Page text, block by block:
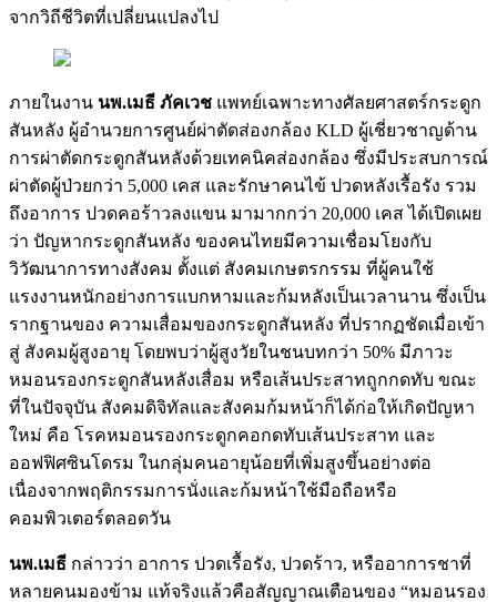
จากวิถีชีวิตที่เปลี่ยนแปลงไป
ภายในงาน นพ.เมธี ภัคเวช แพทย์เฉพาะทางศัลยศาสตร์กระดูก
สันหลัง ผู้อำนวยการศูนย์ผ่าตัดส่องกล้อง KLD ผู้เชี่ยวชาญด้าน
การผ่าตัดกระดูกสันหลังด้วยเทคนิคส่องกล้อง ซึ่งมีประสบการณ์
ผ่าตัดผู้ป่วยกว่า 5,000 เคส และรักษาคนไข้ ปวดหลังเรื้อรัง รวม
ถึงอาการ ปวดคอร้าวลงแขน มามากกว่า 20,000 เคส ได้เปิดเผย
ว่า ปัญหากระดูกสันหลัง ของคนไทยมีความเชื่อมโยงกับ
วิวัฒนาการทางสังคม ตั้งแต่ สังคมเกษตรกรรม ที่ผู้คนใช้
แรงงานหนักอย่างการแบกหามและก้มหลังเป็นเวลานาน ซึ่งเป็น
รากฐานของ ความเสื่อมของกระดูกสันหลัง ที่ปรากฏชัดเมื่อเข้า
สู่ สังคมผู้สูงอายุ โดยพบว่าผู้สูงวัยในชนบทกว่า 50% มีภาวะ
หมอนรองกระดูกสันหลังเสื่อม หรือเส้นประสาทถูกกดทับ ขณะ
ที่ในปัจจุบัน สังคมดิจิทัลและสังคมก้มหน้าก็ได้ก่อให้เกิดปัญหา
ใหม่ คือ โรคหมอนรองกระดูกคอกดทับเส้นประสาท และ
ออฟฟิศซินโดรม ในกลุ่มคนอายุน้อยที่เพิ่มสูงขึ้นอย่างต่อ
เนื่องจากพฤติกรรมการนั่งและก้มหน้าใช้มือถือหรือ
คอมพิวเตอร์ตลอดวัน
นพ.เมธี กล่าวว่า อาการ ปวดเรื้อรัง, ปวดร้าว, หรืออาการชาที่
หลายคนมองข้าม แท้จริงแล้วคือสัญญาณเตือนของ “หมอนรอง